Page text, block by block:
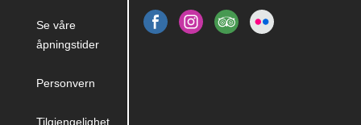
Se våre
åpningstider
Personvern
Tilgjengelighet